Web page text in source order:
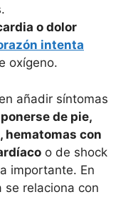
o dolor
intenta
oxígeno.
añadir síntomas
de pie,
hematomas con
o de shock
importante. En
se relaciona con